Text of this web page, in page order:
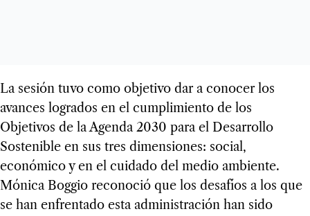
La sesión tuvo como objetivo dar a conocer los
avances logrados en el cumplimiento de los
Objetivos de la Agenda 2030 para el Desarrollo
Sostenible en sus tres dimensiones: social,
económico y en el cuidado del medio ambiente.
Mónica Boggio reconoció que los desafíos a los que
se han enfrentado esta administración han sido